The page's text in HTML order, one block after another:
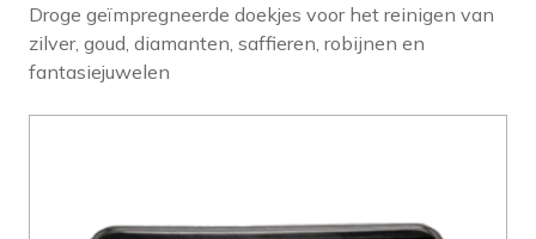
Droge geïmpregneerde doekjes voor het reinigen van
zilver, goud, diamanten, saffieren, robijnen en
fantasiejuwelen